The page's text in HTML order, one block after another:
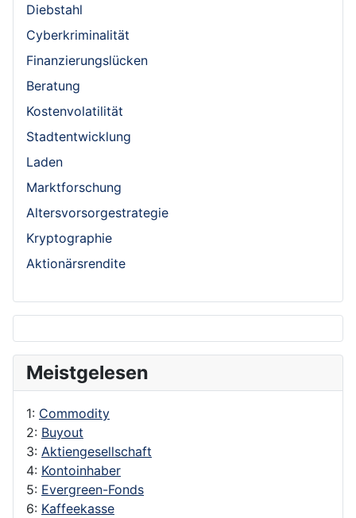
Diebstahl
Cyberkriminalität
Finanzierungslücken
Beratung
Kostenvolatilität
Stadtentwicklung
Laden
Marktforschung
Altersvorsorgestrategie
Kryptographie
Aktionärsrendite
Meistgelesen
1: Commodity
2: Buyout
3: Aktiengesellschaft
4: Kontoinhaber
5: Evergreen-Fonds
6: Kaffeekasse